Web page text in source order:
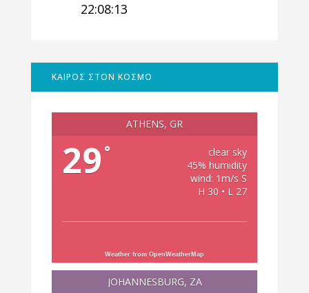
22:08:14
ΚΑΙΡΟΣ ΣΤΟΝ ΚΟΣΜΟ
ATHENS, GR
29 °
clear sky
45% humidity
wind: 1m/s S
H 30 • L 27
Weather from OpenWeatherMap
JOHANNESBURG, ZA